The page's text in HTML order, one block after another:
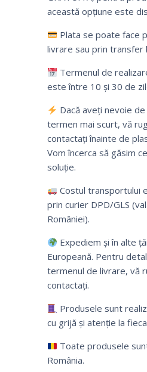
această opțiune este
Plata se poate face
livrare sau prin transfer
Termenul de
este între 10 și 30 de
Dacă aveți nevoie
termen mai scurt, vă
contactați înainte de
Vom încerca să găsim
soluție.
Costul transportului
prin curier DPD/GLS
României).
Expediem și în alte
Europeană. Pentru
termenul de livrare, vă
contactați.
Produsele sunt
cu grijă și atenție la
Toate produsele
România.